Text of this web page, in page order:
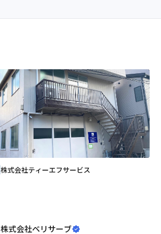
株式会社ティーエフサービス
株式会社ベリサーブ